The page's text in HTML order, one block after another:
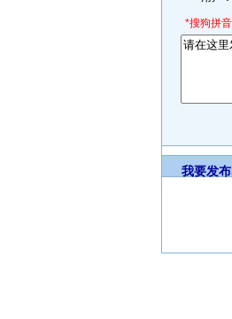
*搜狗拼
我要发布